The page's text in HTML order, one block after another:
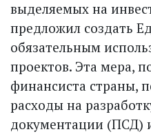
выделяемых на
предложил создать
обязательным
проектов. Эта мера,
финансиста страны,
расходы на
документации (ПСД)